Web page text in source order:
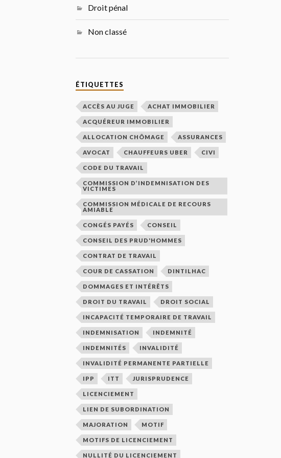
Droit pénal
Non classé
ÉTIQUETTES
ACCÈS AU JUGE ACHAT IMMOBILIER
ACQUÉREUR IMMOBILIER
ALLOCATION CHÔMAGE ASSURANCES
AVOCAT CHAUFFEURS UBER CIVI
CODE DU TRAVAIL
COMMISSION D’INDEMNISATION DES
VICTIMES
COMMISSION MÉDICALE DE RECOURS
AMIABLE
CONGÉS PAYÉS CONSEIL
CONSEIL DES PRUD'HOMMES
CONTRAT DE TRAVAIL
COUR DE CASSATION DINTILHAC
DOMMAGES ET INTÉRÊTS
DROIT DU TRAVAIL DROIT SOCIAL
INCAPACITÉ TEMPORAIRE DE TRAVAIL
INDEMNISATION INDEMNITÉ
INDEMNITÉS INVALIDITÉ
INVALIDITÉ PERMANENTE PARTIELLE
IPP ITT JURISPRUDENCE
LICENCIEMENT
LIEN DE SUBORDINATION
MAJORATION MOTIF
MOTIFS DE LICENCIEMENT
NULLITÉ DU LICENCIEMENT